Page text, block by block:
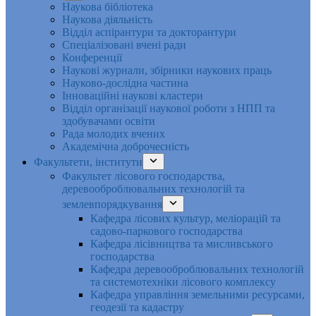
Наукова бібліотека
Наукова діяльність
Відділ аспірантури та докторантури
Спеціалізовані вчені ради
Конференції
Наукові журнали, збірники наукових праць
Науково-дослідна частина
Інноваційні наукові кластери
Відділ організації наукової роботи з НПП та
здобувачами освіти
Рада молодих вчених
Академічна доброчесність
Факультети, інститути
Факультет лісового господарства,
деревооброблювальних технологій та
землевпорядкування
Кафедра лісових культур, меліорацій та
садово-паркового господарства
Кафедра лісівництва та мисливського
господарства
Кафедра деревооброблювальних технологій
та системотехніки лісового комплексу
Кафедра управління земельними ресурсами,
геодезії та кадастру